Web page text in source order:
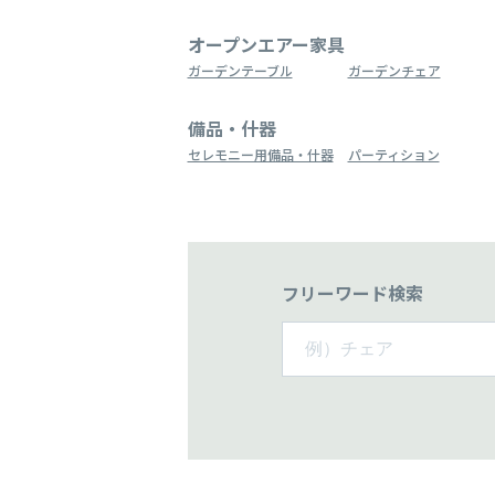
オープンエアー家具
ガーデンテーブル ガーデンチェア
備品・什器
セレモニー用備品・什器 パーティション
フリーワード検索